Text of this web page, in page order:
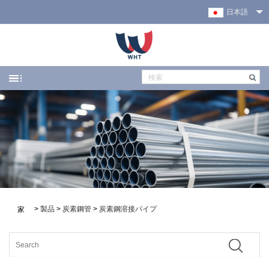
日本語
家 > 製品 > 炭素鋼管 > 炭素鋼溶接パイプ